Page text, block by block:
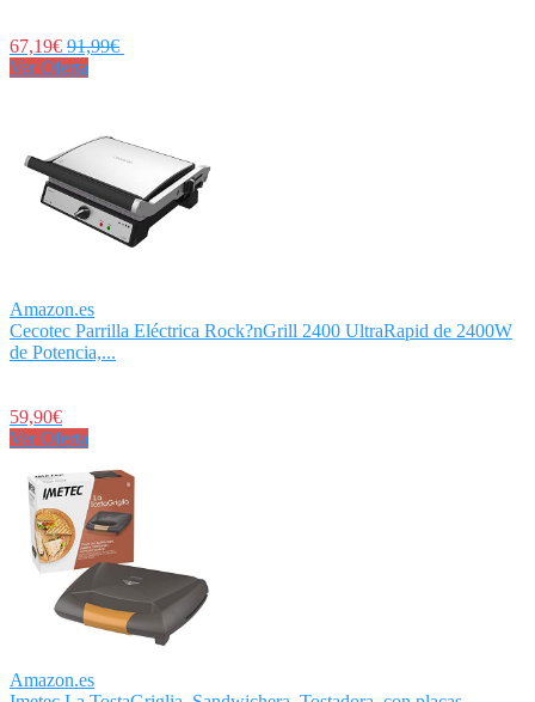
67,19€ 91,99€
Ver Oferta
Amazon.es
Cecotec Parrilla Eléctrica Rock?nGrill 2400 UltraRapid de 2400W
de Potencia,...
59,90€
Ver Oferta
Amazon.es